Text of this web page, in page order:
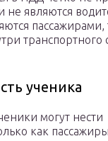
не являются
пассажирами,
транспортного
ученика
могут нести
как